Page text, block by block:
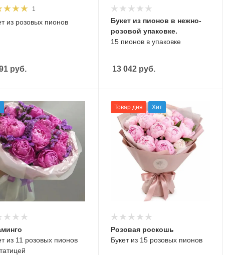
1
из розовых пионов
руб.
15 пионов в упаковке
Букет из пионов в нежно-
розовой упаковке.
13 042руб.
из 11 розовых пионов
Товар дня Хит
Букет из 15 розовых пионов
Розовая роскошь